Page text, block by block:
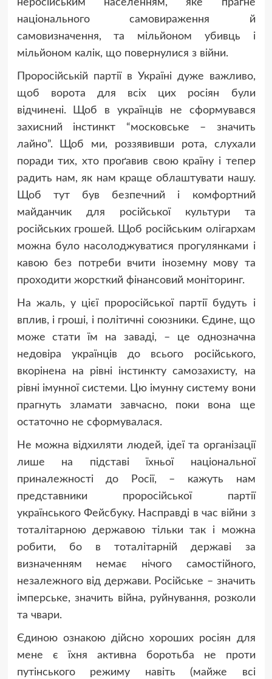
неросійським населенням, яке прагне
національного самовираження й
самовизначення, та мільйоном убивць і
мільйоном калік, що повернулися з війни.
Проросійській партії в Україні дуже важливо,
щоб ворота для всіх цих росіян були
відчинені. Щоб в українців не сформувався
захисний інстинкт “московське – значить
лайно”. Щоб ми, роззявивши рота, слухали
поради тих, хто проґавив свою країну і тепер
радить нам, як нам краще облаштувати нашу.
Щоб тут був безпечний і комфортний
майданчик для російської культури та
російських грошей. Щоб російським олігархам
можна було насолоджуватися прогулянками і
кавою без потреби вчити іноземну мову та
проходити жорсткий фінансовий моніторинг.
На жаль, у цієї проросійської партії будуть і
вплив, і гроші, і політичні союзники. Єдине, що
може стати їм на заваді, – це однозначна
недовіра українців до всього російського,
вкорінена на рівні інстинкту самозахисту, на
рівні імунної системи. Цю імунну систему вони
прагнуть зламати завчасно, поки вона ще
остаточно не сформувалася.
Не можна відхиляти людей, ідеї та організації
лише на підставі їхньої національної
приналежності до Росії, – кажуть нам
представники проросійської партії
українського Фейсбуку. Насправді в час війни з
тоталітарною державою тільки так і можна
робити, бо в тоталітарній державі за
визначенням немає нічого самостійного,
незалежного від держави. Російське – значить
імперське, значить війна, руйнування, розколи
та чвари.
Єдиною ознакою дійсно хороших росіян для
мене є їхня активна боротьба не проти
путінського режиму навіть (майже всі